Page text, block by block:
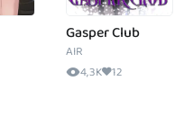
Gasper Club
AIR
4,3K 12